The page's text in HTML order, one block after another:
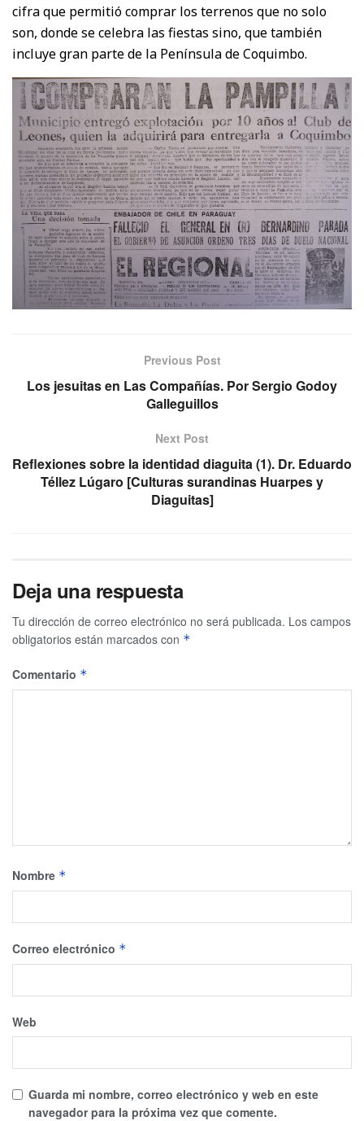
cifra que permitió comprar los terrenos que no solo
son, donde se celebra las fiestas sino, que también
incluye gran parte de la Península de Coquimbo.
Previous Post
Los jesuitas en Las Compañías. Por Sergio Godoy
Galleguillos
Next Post
Reflexiones sobre la identidad diaguita (1). Dr. Eduardo
Téllez Lúgaro [Culturas surandinas Huarpes y
Diaguitas]
Deja una respuesta
Tu dirección de correo electrónico no será publicada. Los campos
obligatorios están marcados con *
Comentario *
Nombre *
Correo electrónico *
Web
Guarda mi nombre, correo electrónico y web en este
navegador para la próxima vez que comente.